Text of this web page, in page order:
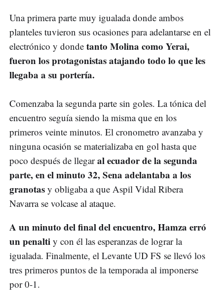
Una primera parte muy igualada donde ambos
planteles tuvieron sus ocasiones para adelantarse en el
electrónico y donde tanto Molina como Yerai,
fueron los protagonistas atajando todo lo que les
llegaba a su portería.
Comenzaba la segunda parte sin goles. La tónica del
encuentro seguía siendo la misma que en los
primeros veinte minutos. El cronometro avanzaba y
ninguna ocasión se materializaba en gol hasta que
poco después de llegaral ecuador de la segunda
parte, en el minuto 32, Sena adelantaba a los
granotas y obligaba a que Aspil Vidal Ribera
Navarra se volcase al ataque.
A un minuto del final del encuentro, Hamza erró
un penalti y con él las esperanzas de lograr la
igualada. Finalmente, el Levante UD FS se llevó los
tres primeros puntos de la temporada al imponerse
por 0-1.